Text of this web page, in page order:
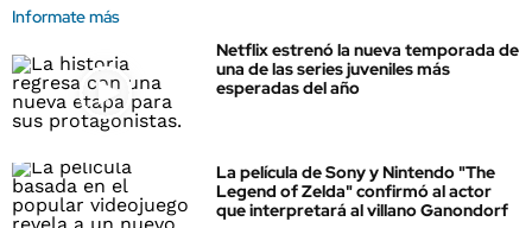
Informate más
Netflix estrenó la nueva temporada de
una de las series juveniles más
esperadas del año
La película de Sony y Nintendo "The
Legend of Zelda" confirmó al actor
que interpretará al villano Ganondorf